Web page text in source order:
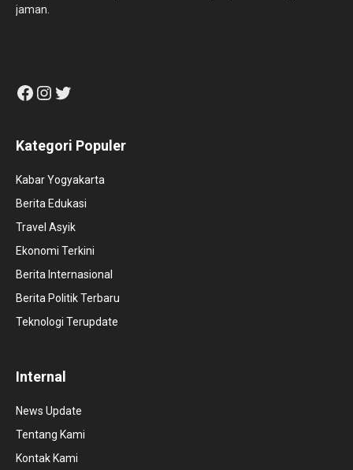
jaman.
Facebook
Instagram
Twitter
Kategori Populer
Kabar Yogyakarta
Berita Edukasi
Travel Asyik
Ekonomi Terkini
Berita Internasional
Berita Politik Terbaru
Teknologi Terupdate
Internal
News Update
Tentang Kami
Kontak Kami